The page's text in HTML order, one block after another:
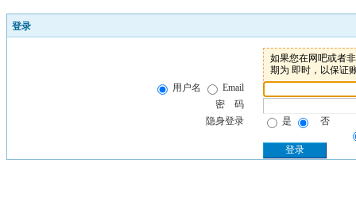
登录
如果您在网吧或者
期为 即时，以保证
用户名
Email
密 码
隐身登录
是 否